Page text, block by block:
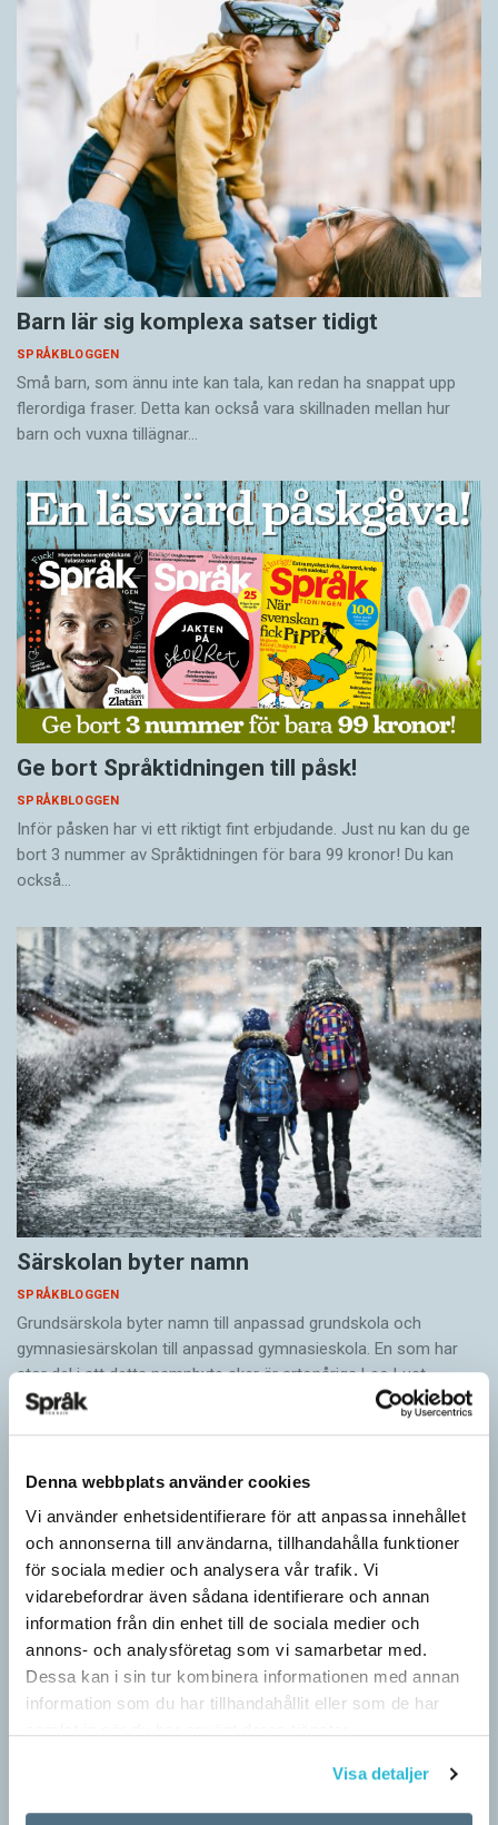
Denna webbplats använder cookies
Vi använder enhetsidentifierare för att anpassa innehållet
och annonserna till användarna, tillhandahålla funktioner
för sociala medier och analysera vår trafik. Vi
vidarebefordrar även sådana identifierare och annan
information från din enhet till de sociala medier och
annons- och analysföretag som vi samarbetar med.
Dessa kan i sin tur kombinera informationen med annan
information som du har tillhandahållit eller som de har
Visa detaljer
Barn lär sig komplexa satser tidigt
SPRÅKBLOGGEN
Små barn, som ännu inte kan tala, kan redan ha snappat upp
flerordiga fraser. Detta kan också vara skillnaden mellan hur
barn och vuxna tillägnar…
Ge bort Språktidningen till påsk!
SPRÅKBLOGGEN
Inför påsken har vi ett riktigt fint erbjudande. Just nu kan du ge
bort 3 nummer av Språktidningen för bara 99 kronor! Du kan
också…
Särskolan byter namn
SPRÅKBLOGGEN
Grundsärskola byter namn till anpassad grundskola och
gymnasiesärskolan till anpassad gymnasieskola. En som har
stor del i att detta namnbyte sker är artonåriga Leo Lust…